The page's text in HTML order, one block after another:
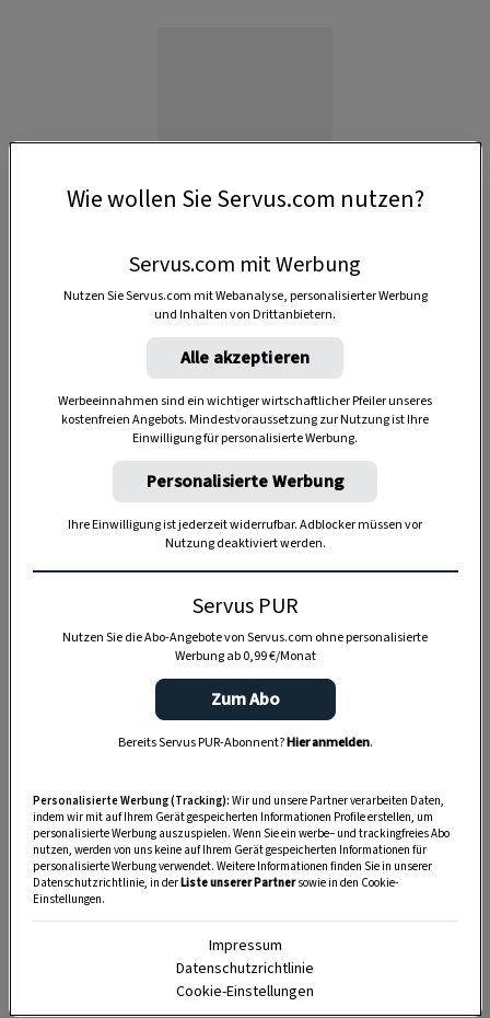
Anzeige
SPEICHERN DRUCKEN
Zutaten
Schalotten
Wie wollen Sie Servus.com nutzen?
Servus.com mit Werbung
Nutzen Sie Servus.com mit Webanalyse, personalisierter Werbung
und Inhalten von Drittanbietern.
Alle akzeptieren
Werbeeinnahmen sind ein wichtiger wirtschaftlicher Pfeiler unseres
kostenfreien Angebots. Mindestvoraussetzung zur Nutzung ist Ihre
Einwilligung für personalisierte Werbung.
Personalisierte Werbung
Ihre Einwilligung ist jederzeit widerrufbar. Adblocker müssen vor
Nutzung deaktiviert werden.
Servus PUR
Nutzen Sie die Abo-Angebote von Servus.com ohne personalisierte
Werbung ab 0,99 €/Monat
Zum Abo
Bereits Servus PUR-Abonnent?Hier anmelden.
Personalisierte Werbung (Tracking): Wir und unsere Partner verarbeiten Daten,
indem wir mit auf Ihrem Gerät gespeicherten Informationen Profile erstellen, um
personalisierte Werbung auszuspielen. Wenn Sie ein werbe– und trackingfreies Abo
nutzen, werden von uns keine auf Ihrem Gerät gespeicherten Informationen für
personalisierte Werbung verwendet. Weitere Informationen finden Sie in unserer
Datenschutzrichtlinie, in derListe unserer Partnersowie in den Cookie-
Einstellungen.
Impressum
Datenschutzrichtlinie
Cookie-Einstellungen